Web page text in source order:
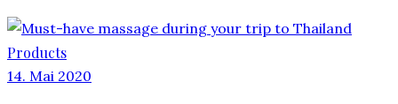
Products
14. Mai 2020